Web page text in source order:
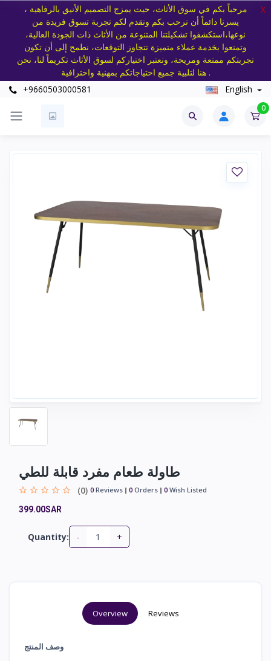
مرحباً بكم في سوق الأثاث، حيث يمزج التصميم الأنيق بالرفاهية ،
يسرنا دائماً أن نرحب بكم ونقدم لكم تجربة تسوق فريدة من
نوعها،استكشفوا تشكيلتنا المتنوعة من الأثاث ذات الجودة العالية،
وتمتعوا بخدمة عملاء متميزة تتجاوز التوقعات، نطمح إلى أن تكون
تجربتكم ممتعة ومريحة، ونعتبر اختياركم لسوق الأثاث تكريماً لنا، نحن
هنا لتلبية جميع احتياجاتكم بمهنية واحترافية .
X
+9660503000581 English
0
طاولة طعام مفرد قابلة للطي
(0) 0 Reviews 0 Orders 0 Wish Listed
399.00SAR
Quantity: - +
Overview Reviews
وصف المنتج